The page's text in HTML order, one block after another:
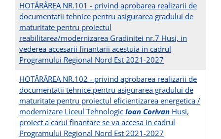
HOTĂRÂREA NR.101 - privind aprobarea realizarii de
documentatii tehnice pentru asigurarea gradului de
maturitate pentru proiectul
reabilitarea/modernizarea Gradinitei nr.7 Husi, in
vederea accesarii finantarii acestuia in cadrul
Programului Regional Nord Est 2021-2027
HOTĂRÂREA NR.102 - privind aprobarea realizarii de
documentatii tehnice pentru asigurarea gradului de
maturitate pentru proiectul eficientizarea energetica /
modernizare Liceul Tehnologic Ioan Corivan Husi,
proiect a carui finantare se va accesa in cadrul
Programului Regional Nord Est 2021-2027